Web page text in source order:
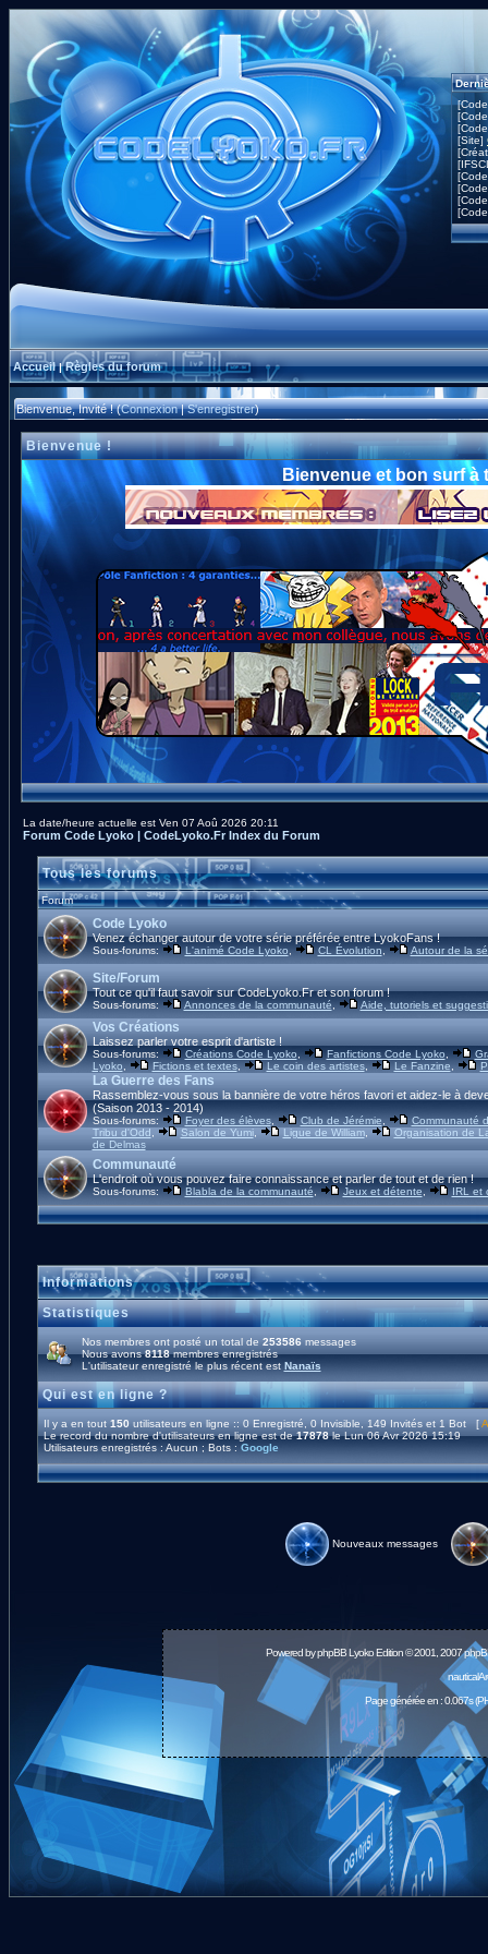
[Site]
Accueil|Règles du forum
Bienvenue, Invité ! (Connexion|S'enregistrer)
Bienvenue !
Bienvenue et bon surf à
La date/heure actuelle est Ven 07 Aoû 2026 20:11
Forum Code Lyoko | CodeLyoko.Fr Index du Forum
Tous les forums
Forum
Code Lyoko
Venez échanger autour de votre série préférée entre LyokoFans !
Sous-forums: L'animé Code Lyoko, CL Évolution Autour de la
Site/Forum
Tout ce qu'il faut savoir sur CodeLyoko.Fr et son forum !
Sous-forums: Annonces de la communauté, Aide, tutoriels et
Vos Créations
Laissez parler votre esprit d'artiste !
Sous-forums: Créations Code Lyoko, Fanfictions Code Lyoko,
Lyoko, Fictions et textes, Le coin des artistes, Le Fanzine
La Guerre des Fans
Rassemblez-vous sous la bannière de votre héros favori et aidez-le à
(Saison 2013 - 2014)
Sous-forums: Foyer des élèves, Club de Jérémie
Communauté
Tribu d'Odd
Salon de Yumi, Ligue de William,
Organisation de
de Delmas
Communauté
L'endroit où vous pouvez faire connaissance et parler de tout et de rien !
Sous-forums: Blabla de la communauté, Jeux et détente, IRL et
Informations
Statistiques
Nos membres ont posté un total de 253586 messages
Nous avons8118membres enregistrés
L'utilisateur enregistré le plus récent est Nanaïs
Qui est en ligne ?
Il y a en tout 150utilisateurs en ligne :: 0 Enregistré, 0 Invisible, 149 Invités et 1 Bot [
Le record du nombre d'utilisateurs en ligne est de17878le Lun 06 Avr 2026 15:19
Utilisateurs enregistrés : Aucun ; Bots : Google
Nouveaux messages
Powered byphpBBLyoko Edition © 2001, 2007
Page générée en : 0.067s